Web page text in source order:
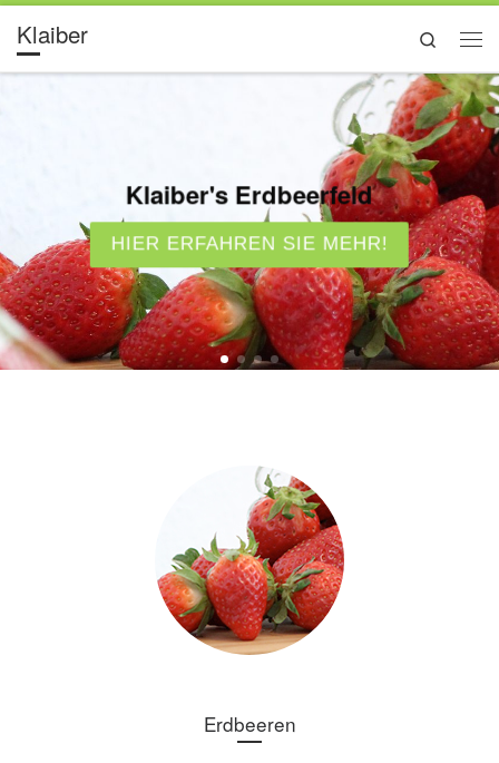
Klaiber Search
Klaiber's Erdbeerfeld
HIER ERFAHREN SIE MEHR!
Erdbeeren